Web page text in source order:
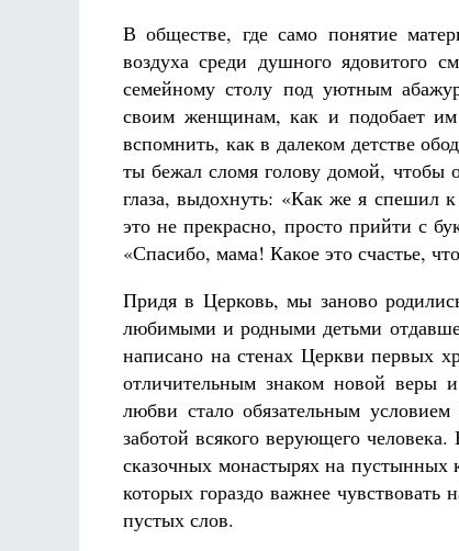
В обществе, где само понятие
воздуха среди душного ядовитого
семейному столу под уютным
своим женщинам, как и подобает
вспомнить, как в далеком детстве
ты бежал сломя голову домой, чтобы
глаза, выдохнуть: «Как же я спешил
это не прекрасно, просто прийти с
«Спасибо, мама! Какое это счастье,
Придя в Церковь, мы заново
любимыми и родными детьми
написано на стенах Церкви первых
отличительным знаком новой веры
любви стало обязательным
заботой всякого верующего
сказочных монастырях на
которых гораздо важнее
пустых слов.